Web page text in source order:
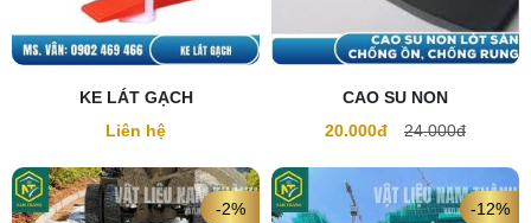
KE LÁT GẠCH
Liên hệ
CAO SU NON
20.000đ
24.000đ
-2% -12%